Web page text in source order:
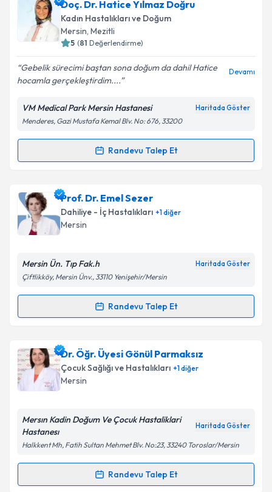
Op. Dr. Emine Ufuk Büyükkayaiçin randevu takvimi
talebi oluşturun. Size bu uzmandan randevu almanız
için bir takvim hazırlandığında e-posta ile
bilgilendireceğiz.
E-posta Adresiniz
Kişisel verilerimin işlenmesine ilişkin
Metni'ni okudum ve kişisel verilerimin belirtilen
kapsamda işlenmesini kabul ediyorum.
Doç. Dr. Hatice Yılmaz Doğru
Kadın Hastalıkları ve Doğum
Mersin, Mezitli
5 (81 Değerlendirme)
Gebelik sürecimi baştan sona doğum da dahil Hatice
hocamla gerçekleştirdim....
Devamı
VM Medical Park Mersin Hastanesi Haritada Göster
Menderes, Gazi Mustafa Kemal Blv. No: 676, 33200
Randevu Talep Et
Randevu Takvimi Talebi
Doç. Dr. Hatice Yılmaz Doğru
talebi oluşturun. Size bu uzmandan randevu almanız
için bir takvim hazırlandığında e-posta ile
bilgilendireceğiz.
E-posta Adresiniz
Kişisel verilerimin işlenmesine ilişkinAydınlatma
kapsamda işlenmesini kabul ediyorum.
Prof. Dr. Emel Sezer
Dahiliye - İç Hastalıkları +1diğer
Mersin
Mersin Ün. Tıp Fak.h Haritada Göster
Çiftlikköy, Mersin Ünv., 33110 Yenişehir/Mersin
Randevu Talep Et
Randevu Takvimi Talebi
Prof. Dr. Emel Sezeriçin randevu takvimi talebi
oluşturun. Size bu uzmandan randevu almanız için bir
takvim hazırlandığında e-posta ile bilgilendireceğiz.
Kişisel verilerimin işlenmesine ilişkinAydınlatma
'ni okudum ve kişisel verilerimin belirtilen
kapsamda işlenmesini kabul ediyorum.
Dr. Öğr. Üyesi Gönül Parmaksız
Çocuk Sağlığı ve Hastalıkları +1diğer
Mersin
Mersın Kadin Doğum Ve Çocuk Hastaliklari
Hastanesı
Haritada Göster
Halkkent Mh, Fatih Sultan Mehmet Blv. No:23, 33240 Toroslar/Mersin
Randevu Talep Et
Randevu Takvimi Talebi